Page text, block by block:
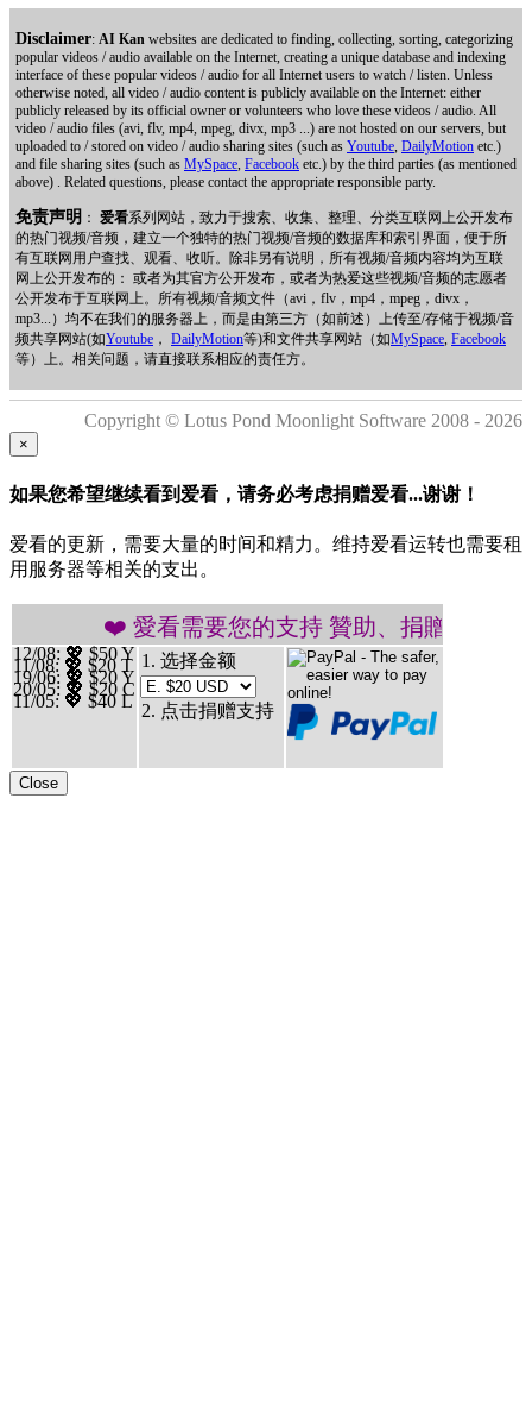
Disclaimer: AI Kan websites are dedicated to finding, collecting, sorting, categorizing
popular videos / audio available on the Internet, creating a unique database and indexing
interface of these popular videos / audio for all Internet users to watch / listen. Unless
otherwise noted, all video / audio content is publicly available on the Internet: either
publicly released by its official owner or volunteers who love these videos / audio. All
video / audio files (avi, flv, mp4, mpeg, divx, mp3 ...) are not hosted on our servers, but
uploaded to / stored on video / audio sharing sites (such as Youtube, DailyMotion etc.)
and file sharing sites (such as MySpace, Facebook etc.) by the third parties (as mentioned
above) . Related questions, please contact the appropriate responsible party.
免责声明 ： 爱看系列网站，致力于搜索、收集、整理、分类互联网上公开发布
的热门视频/音频，建立一个独特的热门视频/音频的数据库和索引界面，便于所
有互联网用户查找、观看、收听。除非另有说明，所有视频/音频内容均为互联
网上公开发布的： 或者为其官方公开发布，或者为热爱这些视频/音频的志愿者
公开发布于互联网上。所有视频/音频文件（avi，flv，mp4，mpeg，divx，
mp3...）均不在我们的服务器上，而是由第三方（如前述）上传至/存储于视频/音
频共享网站(如Youtube ， DailyMotion等)和文件共享网站（如MySpace, Facebook
等）上。相关问题，请直接联系相应的责任方。
Copyright © Lotus Pond Moonlight Software 2008 - 2026
×
如果您希望继续看到爱看，请务必考虑捐赠爱看...谢谢！
爱看的更新，需要大量的时间和精力。维持爱看运转也需要租
用服务器等相关的支出。
❤️ 愛看需要您的支持 贊助、捐贈愛看 分享、傳
12/08: 💖 $50 Y
11/08: 💖 $20 T
19/06: 💖 $20 Y
20/05: 💖 $20 C
11/05: 💖 $40 L
1. 选择金额
2. 点击捐赠支持
Close